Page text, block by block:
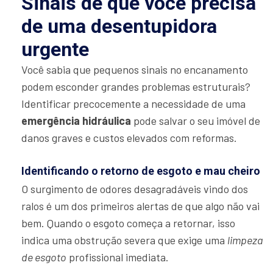
de uma desentupidora
urgente
Você sabia que pequenos sinais no encanamento
podem esconder grandes problemas estruturais?
Identificar precocemente a necessidade de uma
emergência hidráulica pode salvar o seu imóvel de
danos graves e custos elevados com reformas.
Identificando o retorno de esgoto e mau cheiro
O surgimento de odores desagradáveis vindo dos
ralos é um dos primeiros alertas de que algo não vai
bem. Quando o esgoto começa a retornar, isso
indica uma obstrução severa que exige uma limpeza
de esgoto profissional imediata.